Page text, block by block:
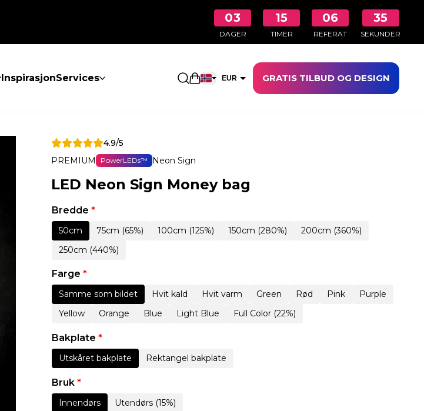
03
DAGER
15
TIMER
06
REFERAT
34
SEKUNDER
InspirasjonServices Åpne handlekurven
EUR GRATIS TILBUD OG DESIGN
4.9/5
PREMIUM
PowerLEDs™ Neon Sign
LED Neon Sign Money bag
Bredde *
50cm 75cm (65%) 100cm (125%) 150cm (280%)
200cm (360%)
250cm (440%)
Farge *
Samme som bildet Hvit kald Hvit varm Green Rød Pink
Purple
Yellow
Orange Blue Light Blue Full Color (22%)
Bakplate *
Utskåret bakplate Rektangel bakplate
Bruk *
Innendørs Utendørs (15%)